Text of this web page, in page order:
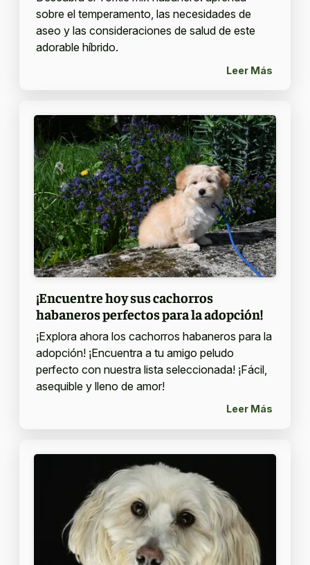
sobre el temperamento, las necesidades de
aseo y las consideraciones de salud de este
adorable híbrido.
Leer Más
¡Encuentre hoy sus cachorros
habaneros perfectos para la adopción!
¡Explora ahora los cachorros habaneros para la
adopción! ¡Encuentra a tu amigo peludo
perfecto con nuestra lista seleccionada! ¡Fácil,
asequible y lleno de amor!
Leer Más